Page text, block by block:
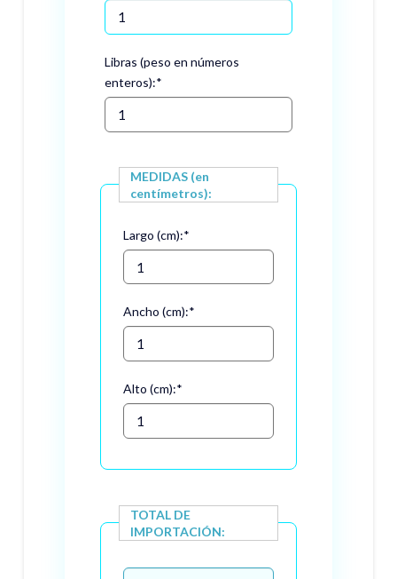
Libras (peso en números
enteros):*
MEDIDAS (en
centímetros):
Largo (cm):*
Ancho (cm):*
Alto (cm):*
TOTAL DE
IMPORTACIÓN: